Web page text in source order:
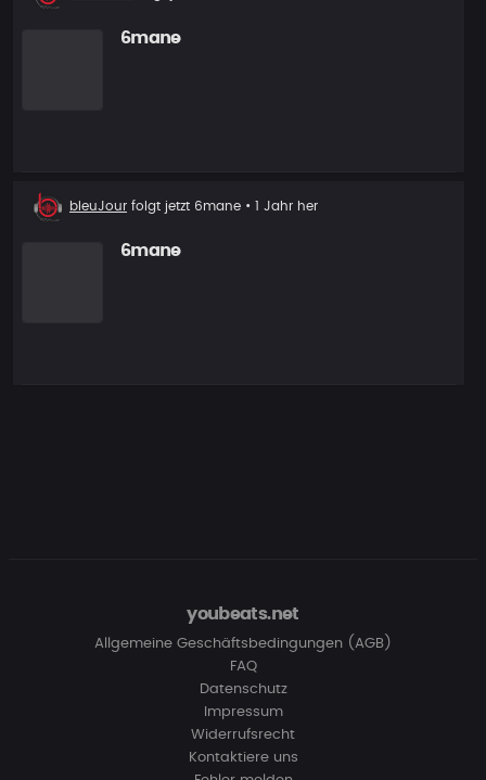
6mane
Neuer
bleuJour folgt jetzt 6mane • 1 Jahr her
6mane
youbeats.net
Allgemeine Geschäftsbedingungen (AGB)
FAQ
Datenschutz
Impressum
Widerrufsrecht
Kontaktiere uns